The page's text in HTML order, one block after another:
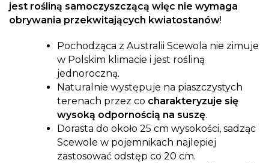
jest rośliną samoczyszczącą więc nie wymaga
obrywania przekwitających kwiatostanów!
Pochodząca z Australii Scewola nie zimuje
w Polskim klimacie i jest rośliną
jednoroczną.
Naturalnie występuje na piaszczystych
terenach przez co charakteryzuje się
wysoką odpornością na suszę.
Dorasta do około 25 cm wysokości, sadząc
Scewole w pojemnikach najlepiej
zastosować odstęp co 20 cm.